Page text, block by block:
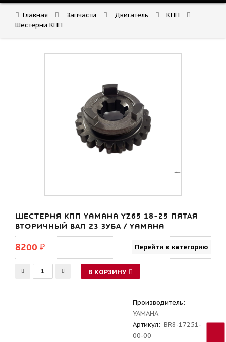
Главная Запчасти Двигатель
КПП
Шестерни КПП
ШЕСТЕРНЯ КПП YAMAHA YZ65 18-25 ПЯТАЯ
ВТОРИЧНЫЙ ВАЛ 23 ЗУБА / YAMAHA
8200 ₽ Перейти в категорию
В КОРЗИНУ
Производитель:
YAMAHA
Артикул: BR8-17251-
00-00